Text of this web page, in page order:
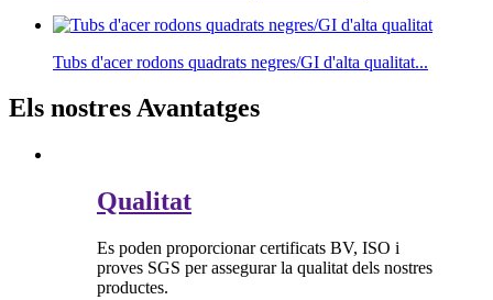
Tubs d'acer rodons quadrats negres/GI d'alta qualitat...
Els nostres Avantatges
Qualitat
Es poden proporcionar certificats BV, ISO i
proves SGS per assegurar la qualitat dels nostres
productes.